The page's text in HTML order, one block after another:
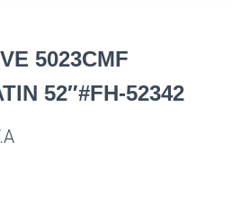
5023CMF
52″#FH-52342